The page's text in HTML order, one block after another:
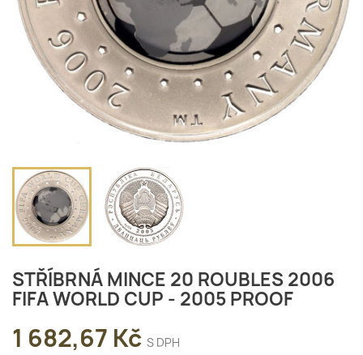
STŘÍBRNÁ MINCE 20 ROUBLES 2006
FIFA WORLD CUP - 2005 PROOF
1 682,67 Kč S DPH